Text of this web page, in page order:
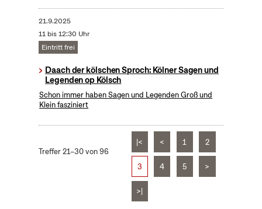
21.9.2025
11 bis 12:30 Uhr
Eintritt frei
Daach der kölschen Sproch: Kölner Sagen und
Legenden op Kölsch
Schon immer haben Sagen und Legenden Groß und
Klein fasziniert
Treffer 21–30 von 96
|< < 1 2
3 4 5 >
>|